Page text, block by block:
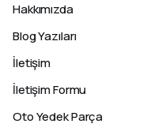
Hakkımızda
Blog Yazıları
İletişim
İletişim Formu
Oto Yedek Parça